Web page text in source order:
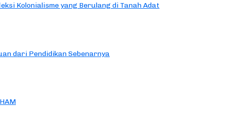
Kolonialisme yang Berulang di Tanah Adat
dari Pendidikan Sebenarnya